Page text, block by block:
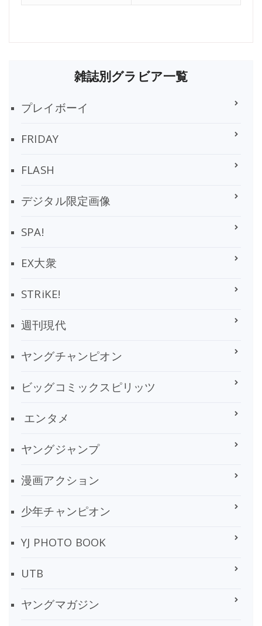
雑誌別グラビア一覧
プレイボーイ
FRIDAY
FLASH
デジタル限定画像
SPA!
EX大衆
STRiKE!
週刊現代
ヤングチャンピオン
ビッグコミックスピリッツ
エンタメ
ヤングジャンプ
漫画アクション
少年チャンピオン
YJ PHOTO BOOK
UTB
ヤングマガジン